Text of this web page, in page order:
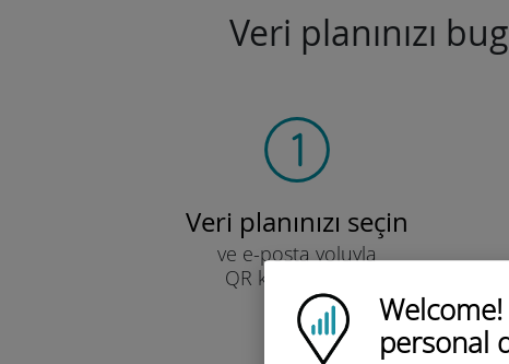
Ubigi logo
personal
Veri planınızı
Veri planınızı seçin
ve e-posta yoluyla
QR kodu ile alın.
Hızlı!